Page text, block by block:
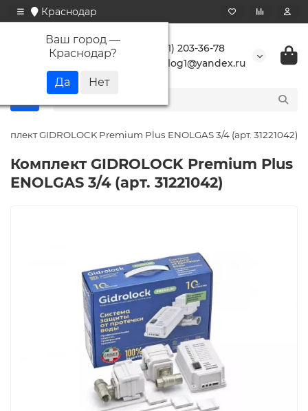
Краснодар
Ваш город —
Краснодар?
+7 (861) 203-36-78
buranlog1@yandex.ru
GIDROLOCK Premium Plus ENOLGAS 3/4 (арт. 31221042)
Комплект GIDROLOCK Premium Plus
ENOLGAS 3/4 (арт. 31221042)